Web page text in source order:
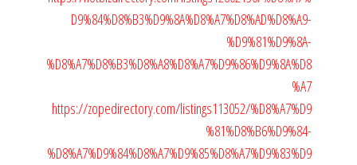
D9%84%D8%B3%D9%8A%D8%A7%D8%AD%D8%A9-
%D9%81%D9%8A-
%D8%A7%D8%B3%D8%A8%D8%A7%D9%86%D9%8A%D8
%A7
https://zopedirectory.com/listings113052/%D8%A7%D9
%81%D8%B6%D9%84-
%D8%A7%D9%84%D8%A7%D9%85%D8%A7%D9%83%D9